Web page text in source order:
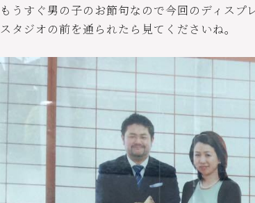
もうすぐ男の子のお節句なので今回のディスプ
スタジオの前を通られたら見てくださいね。